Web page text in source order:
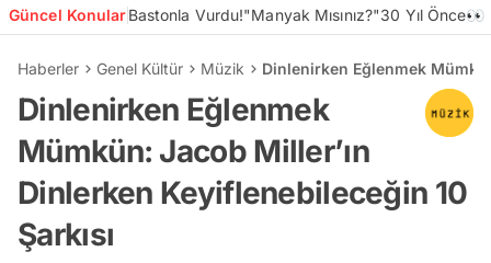
Güncel KonularBastonla Vurdu!"Manyak Mısınız?"30 Yıl Önce👀
Haberler Genel Kültür Müzik Dinlenirken Eğlenmek
Dinlenirken Eğlenmek
Mümkün: Jacob Miller’ın
Dinlerken Keyiflenebileceğin 10
Şarkısı